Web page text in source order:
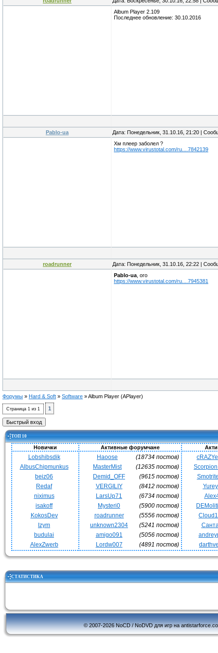
Album Player 2.109
Последнее обновление: 30.10.2016
Pablo-ua
Дата: Понедельник, 31.10.16, 21:20 |
Хм плеер заболел ?
https://www.virustotal.com/ru....7842139
roadrunner
Дата: Понедельник, 31.10.16, 22:22 |
Pablo-ua , ого
https://www.virustotal.com/ru....7945381
Форумы » Hard & Soft » Software »Album Player (APlayer)
Страница 1 из 1 1
ТОП 10
Новички Активные форумчане
Lobshibsdik
AlbusChipmunkus
beiz06
Redaf
niximus
isakoff
KokosDev
Izym
budulai
AlexZwerb
Haoose
(18734 постов)
MasterMist
(12635 постов)
Demid_OFF
(9615 постов)
VERGILIY
(8412 постов)
LarsUp71
(6734 постов)
Mysteri0
(5900 постов)
roadrunner
(5556 постов)
unknown2304
(5241 постов)
amigo091
(5056 постов)
Lordw007
(4891 постов)
СТАТИСТИКА
© 2007-2026 NoCD / NoDVD для игр на